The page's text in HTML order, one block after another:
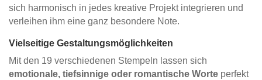
sich harmonisch in jedes kreative Projekt integrieren und
verleihen ihm eine ganz besondere Note.
Vielseitige Gestaltungsmöglichkeiten
Mit den 19 verschiedenen Stempeln lassen sich
emotionale, tiefsinnige oder romantische Worte perfekt